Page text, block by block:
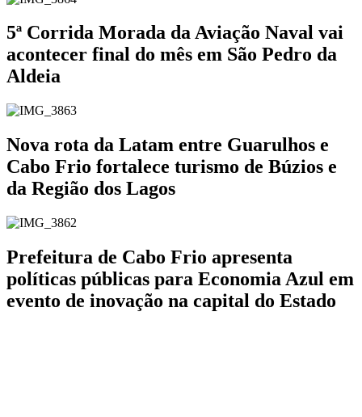
5ª Corrida Morada da Aviação Naval vai
acontecer final do mês em São Pedro da
Aldeia
Nova rota da Latam entre Guarulhos e
Cabo Frio fortalece turismo de Búzios e
da Região dos Lagos
Prefeitura de Cabo Frio apresenta
políticas públicas para Economia Azul em
evento de inovação na capital do Estado